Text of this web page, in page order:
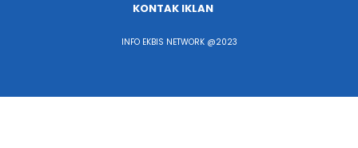
KONTAK IKLAN
INFO EKBIS NETWORK @2023